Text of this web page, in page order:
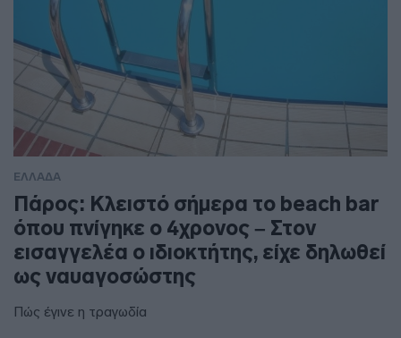
ΕΛΛΑΔΑ
Πάρος: Κλειστό σήμερα το beach bar
όπου πνίγηκε ο 4χρονος – Στον
εισαγγελέα ο ιδιοκτήτης, είχε δηλωθεί
ως ναυαγοσώστης
Πώς έγινε η τραγωδία